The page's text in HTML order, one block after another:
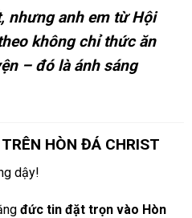
nhưng anh em từ Hội
không chỉ thức ăn
– đó là ánh sáng
HÒN ĐÁ CHRIST
dậy!
đức tin đặt trọn vào Hòn